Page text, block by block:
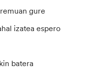
gure
izatea espero
batera